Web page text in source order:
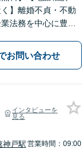
】離婚不貞・不動
法務を中心に豊富
に、高い専門性を
実現します。お気
お問い合わせ
インタビューを
見る
神戸駅 営業時間：09:00